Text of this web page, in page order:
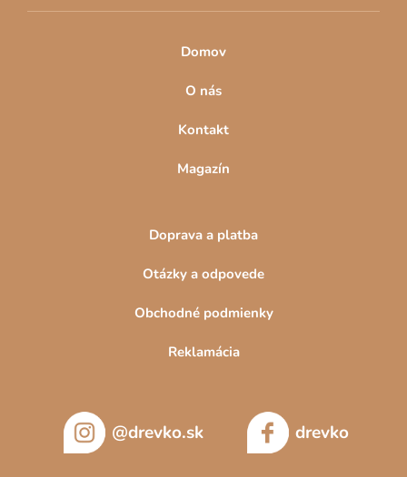
ý
i
u
Domov
O nás
Kontakt
Magazín
Doprava a platba
Otázky a odpovede
Obchodné podmienky
Reklamácia
@drevko.sk drevko